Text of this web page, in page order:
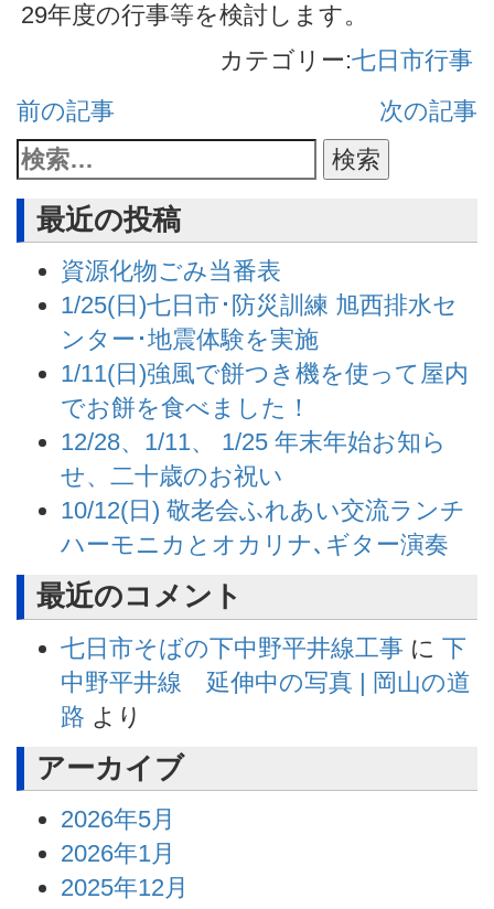
29年度の行事等を検討します。
カテゴリー:七日市行事
前の記事
次の記事
最近の投稿
資源化物ごみ当番表
1/25(日)七日市･防災訓練 旭西排水セ
ンター･地震体験を実施
1/11(日)強風で餅つき機を使って屋内
でお餅を食べました！
12/28、1/11、 1/25 年末年始お知ら
せ、二十歳のお祝い
10/12(日) 敬老会ふれあい交流ランチ
ハーモニカとオカリナ､ギター演奏
最近のコメント
七日市そばの下中野平井線工事 に 下
中野平井線 延伸中の写真 | 岡山の道
路 より
アーカイブ
2026年5月
2026年1月
2025年12月